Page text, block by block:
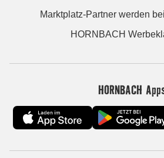
Marktplatz-Partner werden
HORNBACH
HORNBACH